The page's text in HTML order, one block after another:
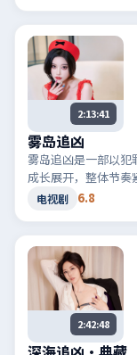
2:13:41
雾岛追凶
雾岛追凶是一部以犯
成长展开，整体节奏
电视剧 6.8
2:42:48